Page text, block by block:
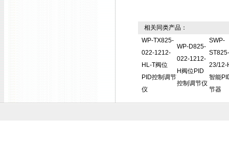
相关同类产品：
WP-TX825-
022-1212-
HL-T阀位
PID控制调节
仪
WP-D825-
022-1212-
H阀位PID
控制调节仪
SWP-
23/12-
智能
节器